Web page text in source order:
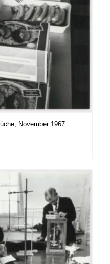
November 1967